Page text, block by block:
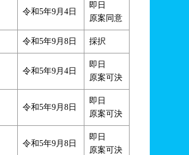
令和5年9月4日
即日
原案同意
令和5年9月8日 採択
令和5年9月4日
即日
原案可決
令和5年9月8日
即日
原案可決
令和5年9月8日
即日
原案可決